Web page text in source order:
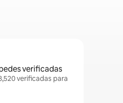
verificadas
verificadas para